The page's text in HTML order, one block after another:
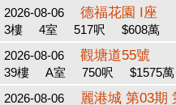
2026-08-06
德福花園 I座
3樓 4室 517呎
$608萬
2026-08-06
觀塘道55號
39樓 A室 750呎
$1575萬
2026-08-06
麗港城 第03期